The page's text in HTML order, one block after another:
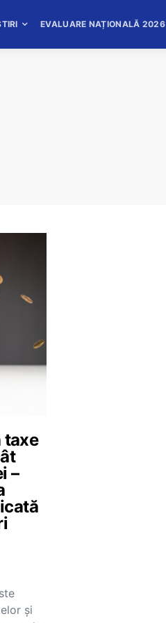
EVALUARE NAȚIONALĂ 2026
taxe
–
și